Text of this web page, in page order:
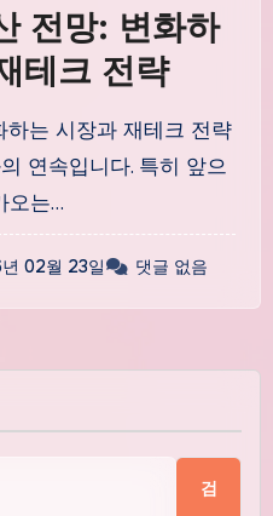
전망: 변화하
테크 전략
는 시장과 재테크 전략
연속입니다. 특히 앞으
오는…
02월 23일 댓글 없음
검